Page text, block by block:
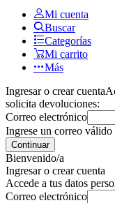
Mi cuenta
Buscar
Categorías
Mi carrito
Más
Ingresar o crear cuenta
solicita devoluciones:
Correo electrónico
Ingrese un correo válido
Continuar
Bienvenido/a
Ingresar o crear cuenta
Accede a tus datos
Correo electrónico